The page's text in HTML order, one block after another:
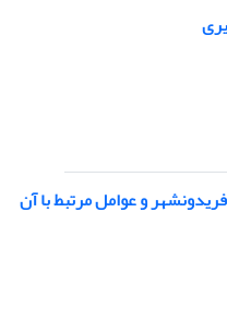
و عوامل مرتبط با آن